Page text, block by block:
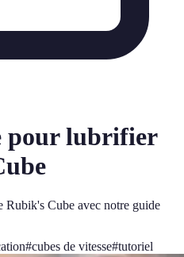
pour lubrifier
Rubik's Cube avec notre guide
#cubes de vitesse#tutoriel